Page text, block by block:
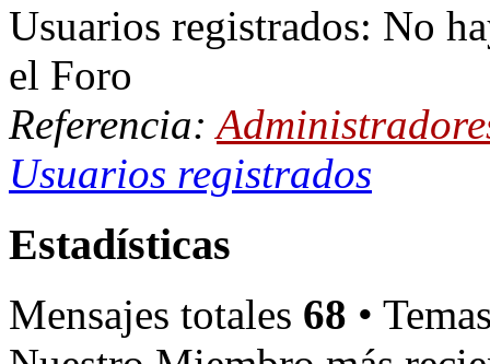
Usuarios registrados: No
el Foro
Referencia:
Usuarios registrados
Estadísticas
Mensajes totales 68 •